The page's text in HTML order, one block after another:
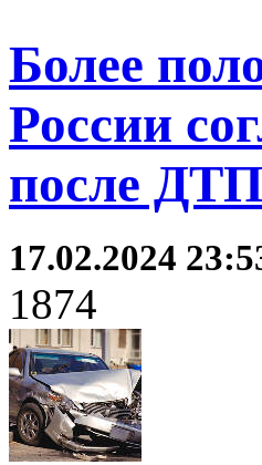
Более
России
после ДТП
17.02.2024
1874